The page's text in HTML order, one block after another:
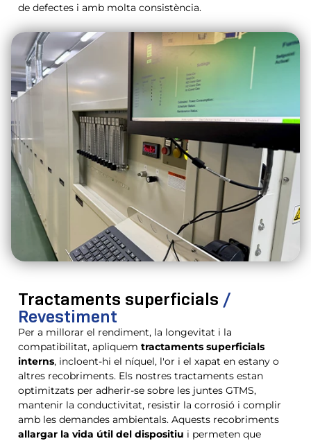
de defectes i amb molta consistència.
Tractaments superficials /
Revestiment
Per a millorar el rendiment, la longevitat i la
compatibilitat, apliquem tractaments superficials
interns, incloent-hi el níquel, l'or i el xapat en estany o
altres recobriments. Els nostres tractaments estan
optimitzats per adherir-se sobre les juntes GTMS,
mantenir la conductivitat, resistir la corrosió i complir
amb les demandes ambientals. Aquests recobriments
allargar la vida útil del dispositiu i permeten que